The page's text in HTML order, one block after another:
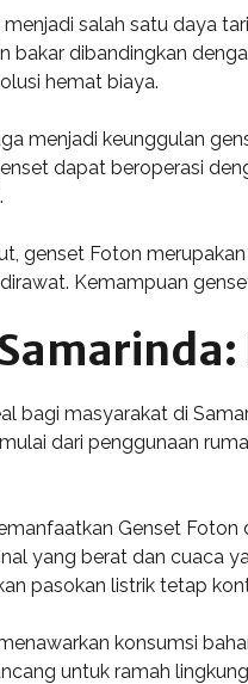
salah satu daya
bakar dibandingkan
hemat biaya.
menjadi keunggulan
dapat beroperasi
genset Foton
Kemampuan
bagi masyarakat di
dari penggunaan
Genset
yang berat dan cuaca
pasokan listrik tetap
konsumsi
untuk ramah